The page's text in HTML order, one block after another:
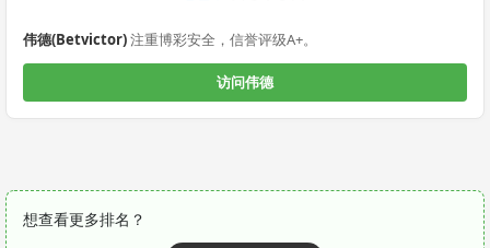
伟德(Betvictor)注重博彩安全，信誉评级A+。
访问伟德
想查看更多排名？